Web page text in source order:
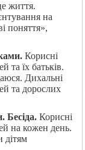
життя.
на
поняття»,
Корисні
та їх батьків.
Дихальні
та дорослих
Бесіда. Корисні
на кожен день.
дітям